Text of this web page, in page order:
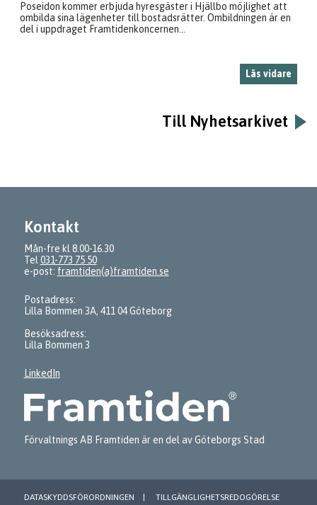
Poseidon kommer erbjuda hyresgäster i Hjällbo möjlighet att
ombilda sina lägenheter till bostadsrätter. Ombildningen är en
del i uppdraget Framtidenkoncernen...
Läs vidare
Till Nyhetsarkivet
Kontakt
Mån-fre kl 8.00-16.30
Tel 031-773 75 50
e-post: framtiden(a)framtiden.se
Postadress:
Lilla Bommen 3A, 411 04 Göteborg
Besöksadress:
Lilla Bommen 3
LinkedIn
Förvaltnings AB Framtiden är en del av Göteborgs Stad
DATASKYDDSFÖRORDNINGEN TILLGÄNGLIGHETSREDOGÖRELSE